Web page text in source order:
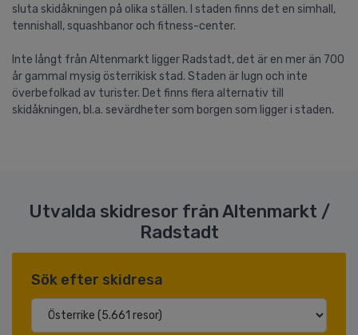
sluta skidåkningen på olika ställen. I staden finns det en simhall,
tennishall, squashbanor och fitness-center.
Inte långt från Altenmarkt ligger Radstadt, det är en mer än 700
år gammal mysig österrikisk stad. Staden är lugn och inte
överbefolkad av turister. Det finns flera alternativ till
skidåkningen, bl.a. sevärdheter som borgen som ligger i staden.
Utvalda skidresor från Altenmarkt /
Radstadt
Sök efter skidresa